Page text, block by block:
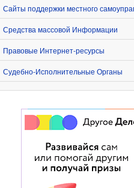
Сайты поддержки местного
Средства массовой Информации
Правовые Интернет-ресурсы
Судебно-Исполнительные Органы